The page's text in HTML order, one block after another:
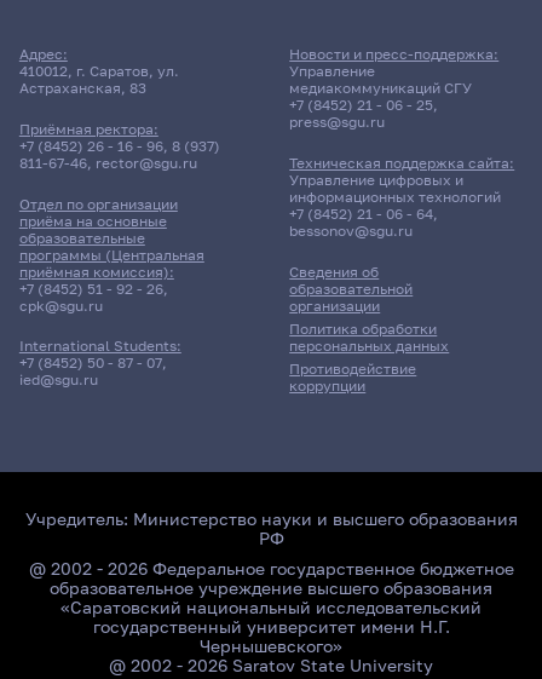
Адрес:
410012, г. Саратов, ул.
Астраханская, 83
Приёмная ректора:
+7 (8452) 26 - 16 - 96, 8 (937)
811-67-46, rector@sgu.ru
Отдел по организации
приёма на основные
образовательные
программы (Центральная
приёмная комиссия):
+7 (8452) 51 - 92 - 26,
cpk@sgu.ru
International Students:
+7 (8452) 50 - 87 - 07,
ied@sgu.ru
Сведения об
образовательной
организации
Политика обработки
персональных данных
Противодействие
коррупции
Новости и пресс-поддержка:
Управление
медиакоммуникаций СГУ
+7 (8452) 21 - 06 - 25,
press@sgu.ru
Техническая поддержка сайта:
Управление цифровых и
информационных технологий
+7 (8452) 21 - 06 - 64,
bessonov@sgu.ru
Учредитель: Министерство науки и высшего образования
РФ
@ 2002 - 2026 Федеральное государственное бюджетное
образовательное учреждение высшего образования
«Саратовский национальный исследовательский
государственный университет имени Н.Г.
Чернышевского»
@ 2002 - 2026 Saratov State University